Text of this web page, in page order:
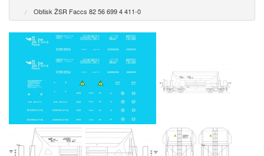
Obtisk ŽSR Faccs 82 56 699 4 411-0